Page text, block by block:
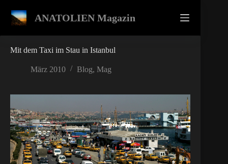
Inhalt
springen
ANATOLIEN Magazin
Mit dem Taxi im Stau in Istanbul
März 2010 Blog, Mag